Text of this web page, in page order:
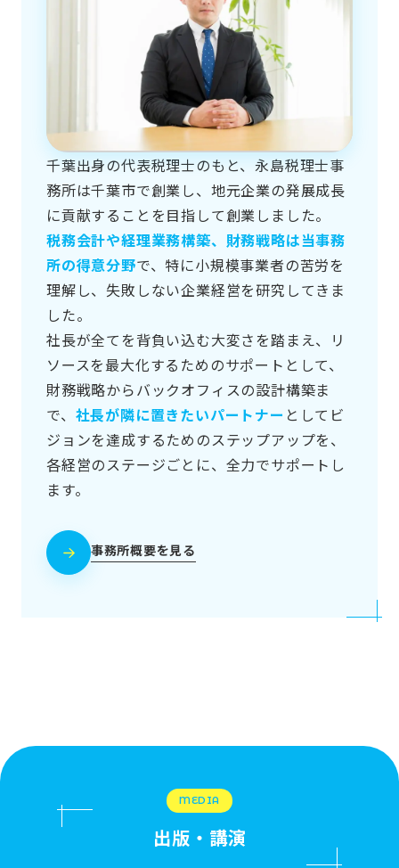
千葉出身の代表税理士のもと、永島税理士事
務所は千葉市で創業し、地元企業の発展成長
に貢献することを目指して創業しました。
税務会計や経理業務構築、財務戦略は当事務
所の得意分野で、特に小規模事業者の苦労を
理解し、失敗しない企業経営を研究してきま
した。
社長が全てを背負い込む大変さを踏まえ、リ
ソースを最大化するためのサポートとして、
財務戦略からバックオフィスの設計構築ま
で、 社長が隣に置きたいパートナー としてビ
ジョンを達成するためのステップアップを、
各経営のステージごとに、全力でサポートし
ます。
事務所概要を見る
MEDIA
出版・講演